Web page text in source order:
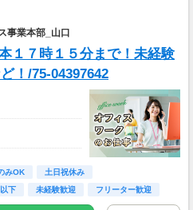
事業本部_山口
１７時１５分まで！未経験
！/75-04397642
みOK
土日祝休み
下 未経験歓迎
フリーター歓迎